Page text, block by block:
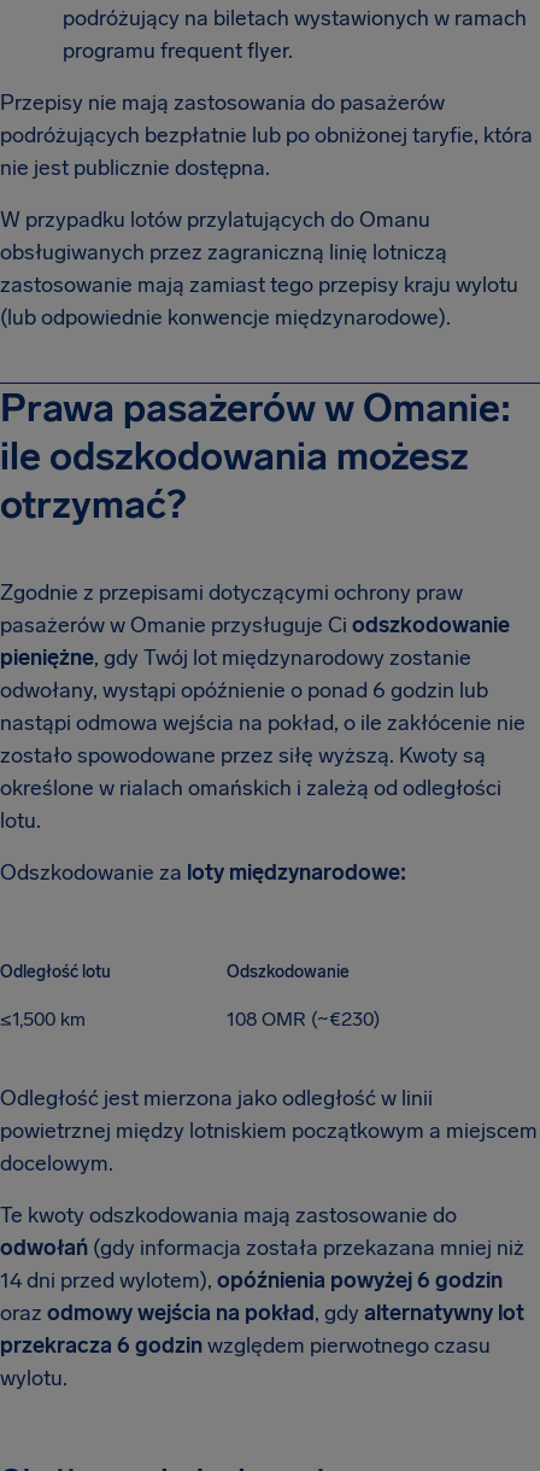
podróżujący na biletach wystawionych w ramach
programu frequent flyer.
Przepisy nie mają zastosowania do pasażerów
podróżujących bezpłatnie lub po obniżonej taryfie, która
nie jest publicznie dostępna.
W przypadku lotów przylatujących do Omanu
obsługiwanych przez zagraniczną linię lotniczą
zastosowanie mają zamiast tego przepisy kraju wylotu
(lub odpowiednie konwencje międzynarodowe).
Prawa pasażerów w Omanie:
ile odszkodowania możesz
otrzymać?
Zgodnie z przepisami dotyczącymi ochrony praw
pasażerów w Omanie przysługuje Ci odszkodowanie
pieniężne, gdy Twój lot międzynarodowy zostanie
odwołany, wystąpi opóźnienie o ponad 6 godzin lub
nastąpi odmowa wejścia na pokład, o ile zakłócenie nie
zostało spowodowane przez siłę wyższą. Kwoty są
określone w rialach omańskich i zależą od odległości
lotu.
Odszkodowanie za loty międzynarodowe:
Odległość lotu Odszkodowanie
≤1,500 km 108 OMR (~€230)
Odległość jest mierzona jako odległość w linii
powietrznej między lotniskiem początkowym a miejscem
docelowym.
Te kwoty odszkodowania mają zastosowanie do
odwołań (gdy informacja została przekazana mniej niż
14 dni przed wylotem), opóźnienia powyżej 6 godzin
oraz odmowy wejścia na pokład, gdyalternatywny lot
przekracza 6 godzinwzględem pierwotnego czasu
wylotu.